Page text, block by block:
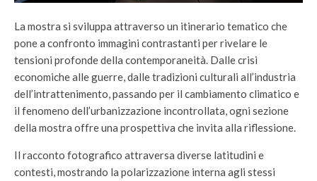
La mostra si sviluppa attraverso un itinerario tematico che
pone a confronto immagini contrastanti per rivelare le
tensioni profonde della contemporaneità. Dalle crisi
economiche alle guerre, dalle tradizioni culturali all’industria
dell’intrattenimento, passando per il cambiamento climatico e
il fenomeno dell’urbanizzazione incontrollata, ogni sezione
della mostra offre una prospettiva che invita alla riflessione.
Il racconto fotografico attraversa diverse latitudini e
contesti, mostrando la polarizzazione interna agli stessi